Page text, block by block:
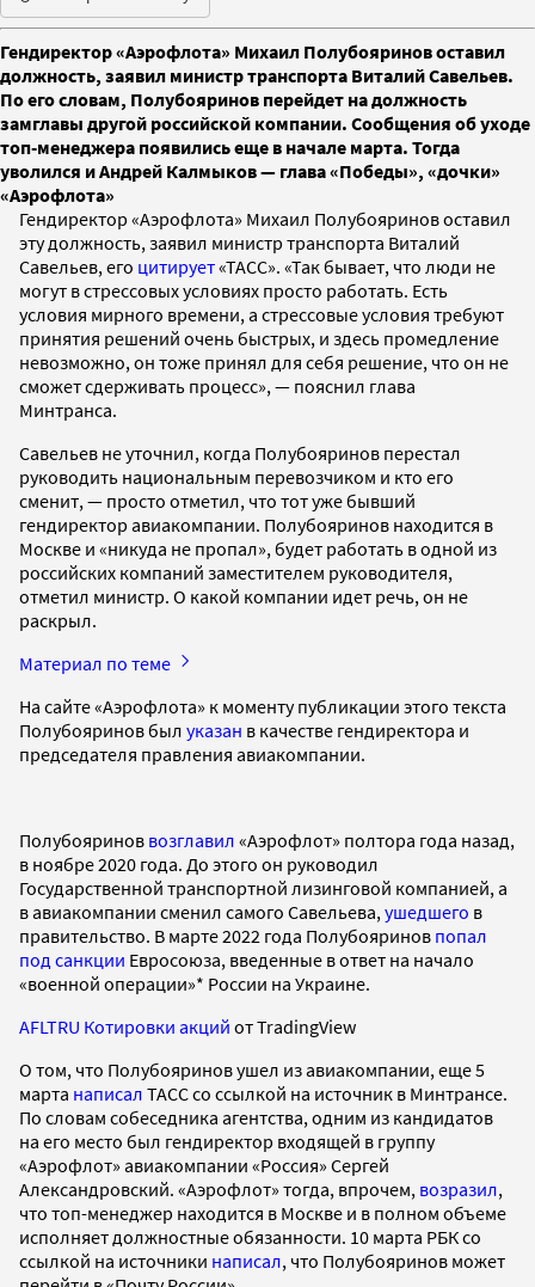
Гендиректор «Аэрофлота» Михаил Полубояринов оставил
должность, заявил министр транспорта Виталий Савельев.
По его словам, Полубояринов перейдет на должность
замглавы другой российской компании. Сообщения об уходе
топ-менеджера появились еще в начале марта. Тогда
уволился и Андрей Калмыков — глава «Победы», «дочки»
«Аэрофлота»
Гендиректор «Аэрофлота» Михаил Полубояринов оставил
эту должность, заявил министр транспорта Виталий
Савельев, его цитирует«ТАСС». «Так бывает, что люди не
могут в стрессовых условиях просто работать. Есть
условия мирного времени, а стрессовые условия требуют
принятия решений очень быстрых, и здесь промедление
невозможно, он тоже принял для себя решение, что он не
сможет сдерживать процесс», — пояснил глава
Минтранса.
Савельев не уточнил, когда Полубояринов перестал
руководить национальным перевозчиком и кто его
сменит, — просто отметил, что тот уже бывший
гендиректор авиакомпании. Полубояринов находится в
Москве и «никуда не пропал», будет работать в одной из
российских компаний заместителем руководителя,
отметил министр. О какой компании идет речь, он не
раскрыл.
Материал по теме
На сайте «Аэрофлота» к моменту публикации этого текста
Полубояринов был указан в качестве гендиректора и
председателя правления авиакомпании.
Полубояринов возглавил «Аэрофлот» полтора года назад,
в ноябре 2020 года. До этого он руководил
Государственной транспортной лизинговой компанией, а
в авиакомпании сменил самого Савельева, ушедшего в
правительство. В марте 2022 года Полубояринов попал
под санкции Евросоюза, введенные в ответ на начало
«военной операции»* России на Украине.
AFLTRU Котировки акций от TradingView
О том, что Полубояринов ушел из авиакомпании, еще 5
марта написал ТАСС со ссылкой на источник в Минтрансе.
По словам собеседника агентства, одним из кандидатов
на его место был гендиректор входящей в группу
«Аэрофлот» авиакомпании «Россия» Сергей
Александровский. «Аэрофлот» тогда, впрочем, возразил,
что топ-менеджер находится в Москве и в полном объеме
исполняет должностные обязанности. 10 марта РБК со
ссылкой на источники написал, что Полубояринов может